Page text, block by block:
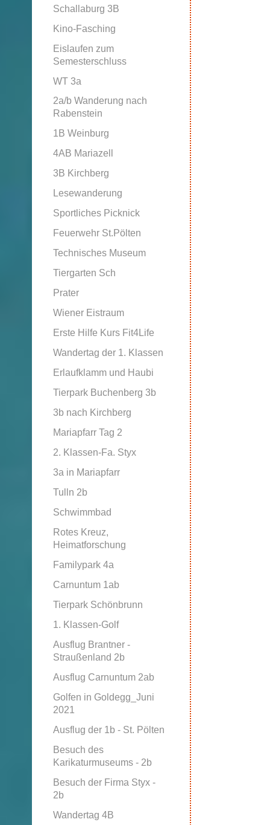
Schallaburg 3B
Kino-Fasching
Eislaufen zum
Semesterschluss
WT 3a
2a/b Wanderung nach
Rabenstein
1B Weinburg
4AB Mariazell
3B Kirchberg
Lesewanderung
Sportliches Picknick
Feuerwehr St.Pölten
Technisches Museum
Tiergarten Sch
Prater
Wiener Eistraum
Erste Hilfe Kurs Fit4Life
Wandertag der 1. Klassen
Erlaufklamm und Haubi
Tierpark Buchenberg 3b
3b nach Kirchberg
Mariapfarr Tag 2
2. Klassen-Fa. Styx
3a in Mariapfarr
Tulln 2b
Schwimmbad
Rotes Kreuz,
Heimatforschung
Familypark 4a
Carnuntum 1ab
Tierpark Schönbrunn
1. Klassen-Golf
Ausflug Brantner -
Straußenland 2b
Ausflug Carnuntum 2ab
Golfen in Goldegg_Juni
2021
Ausflug der 1b - St. Pölten
Besuch des
Karikaturmuseums - 2b
Besuch der Firma Styx -
2b
Wandertag 4B